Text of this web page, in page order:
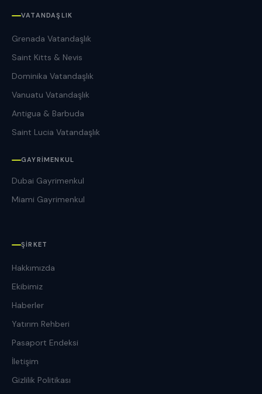
VATANDAŞLIK
Grenada Vatandaşlık
Saint Kitts & Nevis
Dominika Vatandaşlık
Vanuatu Vatandaşlık
Antigua & Barbuda
Saint Lucia Vatandaşlık
GAYRIMENKUL
Dubai Gayrimenkul
Miami Gayrimenkul
ŞIRKET
Hakkımızda
Ekibimiz
Haberler
Yatırım Rehberi
Pasaport Endeksi
İletişim
Gizlilik Politikası